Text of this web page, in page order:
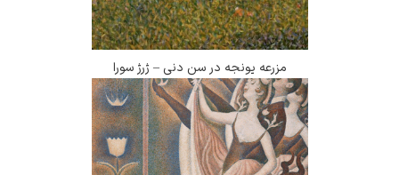
مزرعه یونجه در سن دنی – ژرژ سورا